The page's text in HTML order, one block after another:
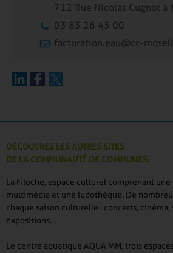
712 Rue Nicolas Cugnot à
03 83 26 45 00
facturation.eau@cc-
DÉCOUVREZ LES AUTRES SITES
DE LA COMMUNAUTÉ DE COMMUNES.
La Filoche, espace culturel comprenant
multimédia et une ludothèque. De
chaque saison culturelle : concerts,
expositions…
Le centre aquatique AQUA'MM, trois